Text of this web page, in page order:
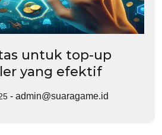
untuk top-up
yang efektif
- admin@suaragame.id